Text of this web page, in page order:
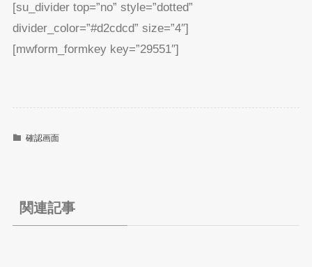
NEWS
[su_divider top=”no” style=”dotted”
divider_color=”#d2cdcd” size=”4″]
[mwform_formkey key=”29551″]
確認画面
関連記事